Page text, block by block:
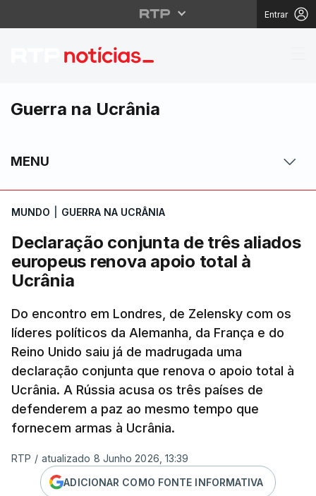
Entrar
Declaração conjunta
Guerra na Ucrânia
MENU
MUNDO GUERRA NA UCRÂNIA
Declaração conjunta de três aliados
europeus renova apoio total à
Ucrânia
Do encontro em Londres, de Zelensky com os
líderes políticos da Alemanha, da França e do
Reino Unido saiu já de madrugada uma
declaração conjunta que renova o apoio total à
Ucrânia. A Rússia acusa os três países de
defenderem a paz ao mesmo tempo que
fornecem armas à Ucrânia.
RTP / atualizado 8 Junho 2026, 13:39
ADICIONAR COMO FONTE INFORMATIVA